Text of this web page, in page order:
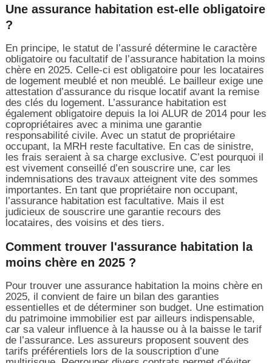
Une assurance habitation est-elle obligatoire
?
En principe, le statut de l’assuré détermine le caractère
obligatoire ou facultatif de l’assurance habitation la moins
chère en 2025. Celle-ci est obligatoire pour les locataires
de logement meublé et non meublé. Le bailleur exige une
attestation d’assurance du risque locatif avant la remise
des clés du logement. L’assurance habitation est
également obligatoire depuis la loi ALUR de 2014 pour les
copropriétaires avec a minima une garantie
responsabilité civile. Avec un statut de propriétaire
occupant, la MRH reste facultative. En cas de sinistre,
les frais seraient à sa charge exclusive. C’est pourquoi il
est vivement conseillé d’en souscrire une, car les
indemnisations des travaux atteignent vite des sommes
importantes. En tant que propriétaire non occupant,
l’assurance habitation est facultative. Mais il est
judicieux de souscrire une garantie recours des
locataires, des voisins et des tiers.
Comment trouver l'assurance habitation la
moins chère en 2025 ?
Pour trouver une assurance habitation la moins chère en
2025, il convient de faire un bilan des garanties
essentielles et de déterminer son budget. Une estimation
du patrimoine immobilier est par ailleurs indispensable,
car sa valeur influence à la hausse ou à la baisse le tarif
de l’assurance. Les assureurs proposent souvent des
tarifs préférentiels lors de la souscription d’une